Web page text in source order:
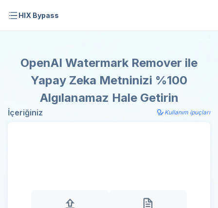
HIX Bypass
OpenAI Watermark Remover ile
Yapay Zeka Metninizi %100
Algılanamaz Hale Getirin
İçeriğiniz Kullanım ipuçları